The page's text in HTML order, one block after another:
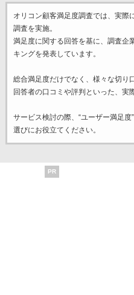
オリコン顧客満足度調査では、実際
調査を実施。
満足度に関する回答を基に、調査企
キングを発表しています。
総合満足度だけでなく、様々な切り
回答者の口コミや評判といった、実
サービス検討の際、“ユーザー満足度
選びにお役立てください。
PR